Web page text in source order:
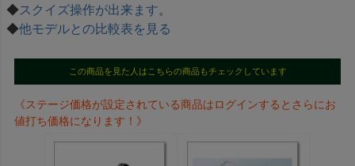
◆スクイズ操作が出来ます。
◆他モデルとの比較表を見る
この商品を見た人はこちらの商品もチェックしています
《ステージ価格が設定されている商品はログインするとさらにお
値打ち価格になります！》